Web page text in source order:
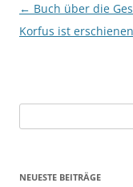
Beitragsnavigation
← Buch über die
Korfus ist
nach:
NEUESTE BEITRÄGE